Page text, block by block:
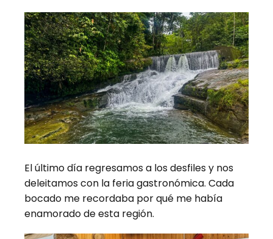
El último día regresamos a los desfiles y nos
deleitamos con la feria gastronómica. Cada
bocado me recordaba por qué me había
enamorado de esta región.